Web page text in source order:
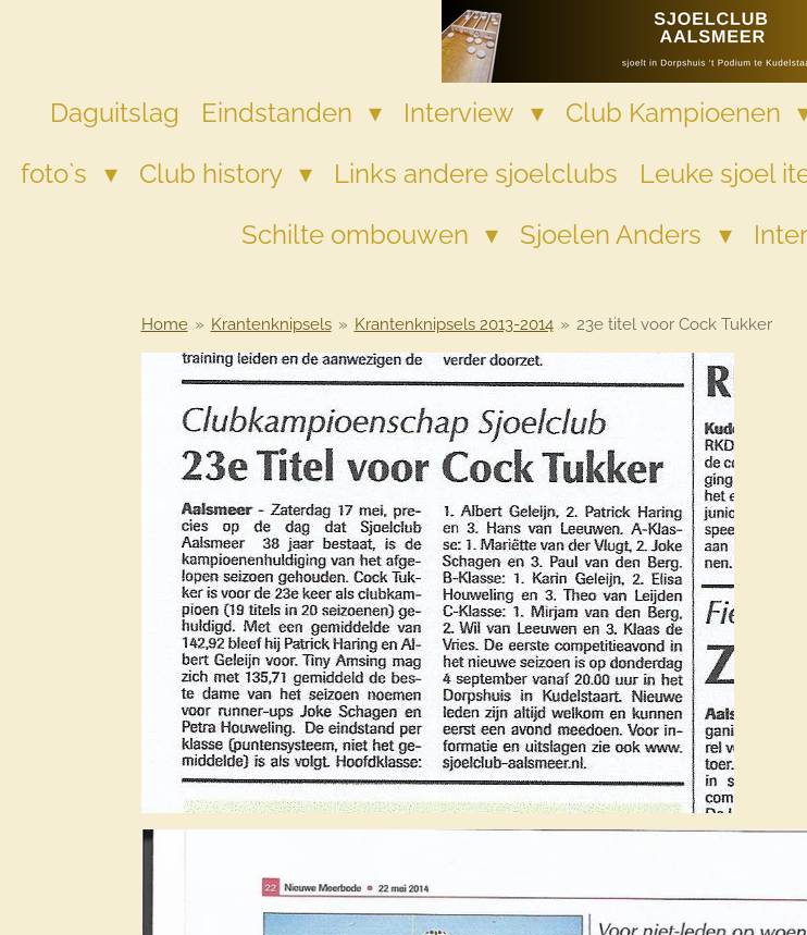
hoofdinhoud
Daguitslag Eindstanden Interview Club Kampioenen
foto`s
Club history Links andere sjoelclubs Leuke sjoel
Schilte ombouwen
Sjoelen Anders
Home » Krantenknipsels » Krantenknipsels 2013-2014 » 23e titel voor Cock Tukker